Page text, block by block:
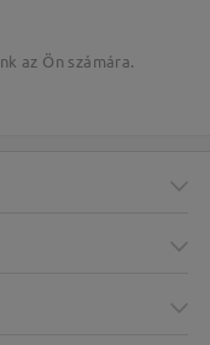
az Ön számára.